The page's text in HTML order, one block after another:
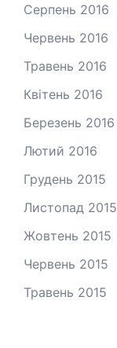
Серпень 2016
Червень 2016
Травень 2016
Квітень 2016
Березень 2016
Лютий 2016
Грудень 2015
Листопад 2015
Жовтень 2015
Червень 2015
Травень 2015